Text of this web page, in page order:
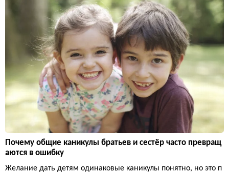
Почему общие каникулы братьев и сестёр часто превращ
аются в ошибку
Желание дать детям одинаковые каникулы понятно, но это п